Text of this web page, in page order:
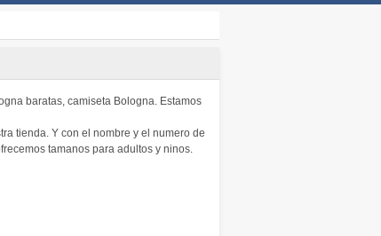
baratas, camiseta Bologna. Estamos
tienda. Y con el nombre y el numero de
tamanos para adultos y ninos.